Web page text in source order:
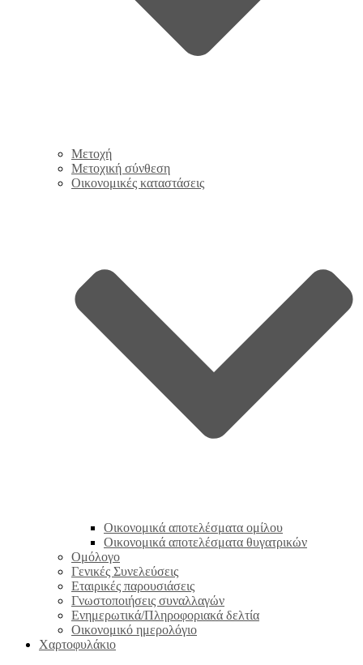
Μετοχή
Μετοχική σύνθεση
Οικονομικές καταστάσεις
Οικονομικά αποτελέσματα ομίλου
Οικονομικά αποτελέσματα θυγατρικών
Ομόλογο
Γενικές Συνελεύσεις
Εταιρικές παρουσιάσεις
Γνωστοποιήσεις συναλλαγών
Ενημερωτικά/Πληροφοριακά δελτία
Οικονομικό ημερολόγιο
Χαρτοφυλάκιο